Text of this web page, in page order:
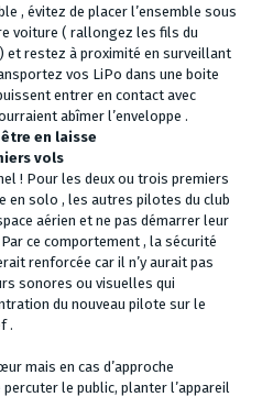
, évitez de placer l’ensemble sous
voiture ( rallongez les fils du
et restez à proximité en surveillant
vos LiPo dans une boite
entrer en contact avec
abîmer l’enveloppe .
en laisse
vols
! Pour les deux ou trois premiers
en solo , les autres pilotes du club
aérien et ne pas démarrer leur
ce comportement , la sécurité
renforcée car il n’y aurait pas
sonores ou visuelles qui
du nouveau pilote sur le
.
mais en cas d’approche
le public, planter l’appareil